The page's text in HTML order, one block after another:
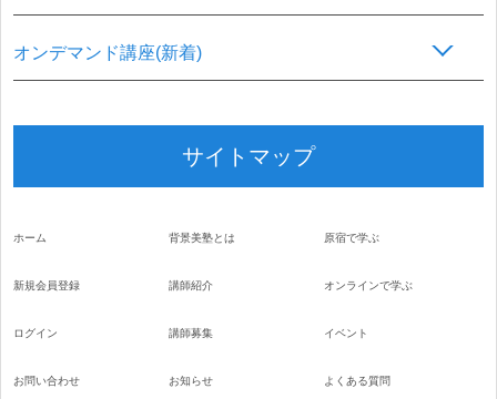
オンデマンド講座(新着)
サイトマップ
ホーム
新規会員登録
ログイン
お問い合わせ
背景美塾とは
講師紹介
講師募集
お知らせ
原宿で学ぶ
オンラインで学ぶ
イベント
よくある質問